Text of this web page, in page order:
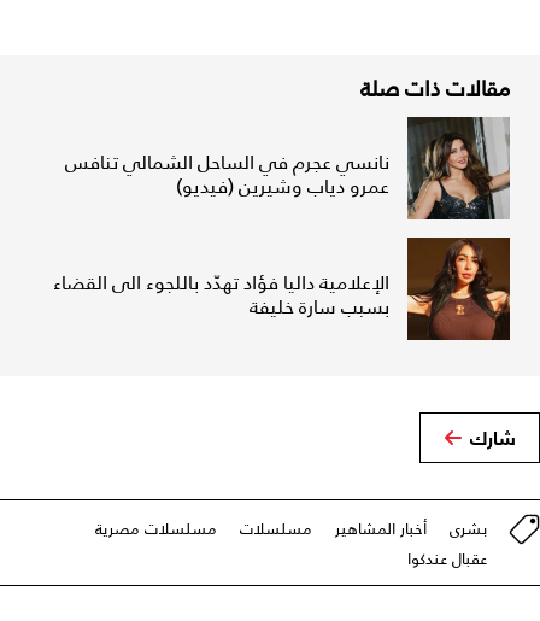
مقالات ذات صلة
نانسي عجرم في الساحل الشمالي تنافس
عمرو دياب وشيرين (فيديو)
الإعلامية داليا فؤاد تهدّد باللجوء الى القضاء
بسبب سارة خليفة
شارك
بشرى أخبار المشاهير مسلسلات
مسلسلات مصرية
عقبال عندكوا